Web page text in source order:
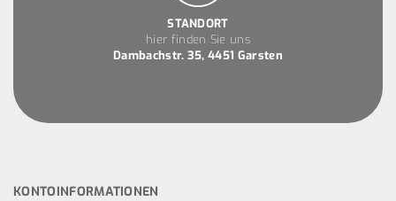
STANDORT
hier finden Sie uns
Dambachstr. 35, 4451 Garsten
KONTOINFORMATIONEN